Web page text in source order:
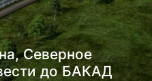
Северное
до БАКАД